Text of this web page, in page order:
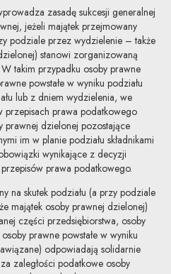
zasadę sukcesji generalnej
jeżeli majątek przejmowany
podziale przez wydzielenie – także
stanowi zorganizowaną
takim przypadku osoby prawne
powstałe w wyniku podziału
lub z dniem wydzielenia, we
przepisach prawa podatkowego
prawnej dzielonej pozostające
im w planie podziału składnikami
wynikające z decyzji
prawa podatkowego.
na skutek podziału (a przy podziale
majątek osoby prawnej dzielonej)
części przedsiębiorstwa, osoby
prawne powstałe w wyniku
odpowiadają solidarnie
zaległości podatkowe osoby